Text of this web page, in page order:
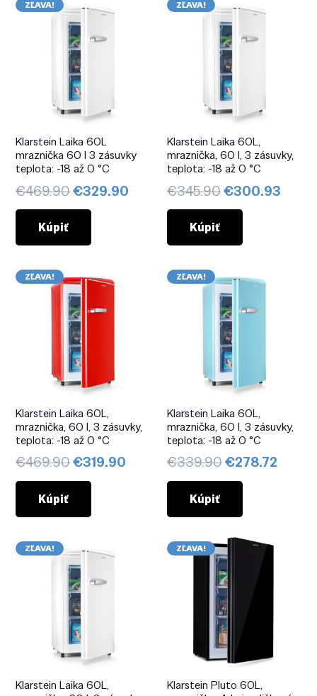
ZĽAVA!
Klarstein Laika 60L
mraznička 60 l 3 zásuvky
teplota: -18 až 0 °C
€469.90Pôvodná
cena
€469.90.
€329.90 Aktuálna
€329.90.
Kúpiť
ZĽAVA!
Klarstein Laika 60L,
mraznička, 60 l, 3 zásuvky,
teplota: -18 až 0 °C
€345.90Pôvodná
cena
€345.90.
€300.93
Kúpiť
ZĽAVA!
Klarstein Laika 60L,
mraznička, 60 l, 3 zásuvky,
teplota: -18 až 0 °C
€469.90Pôvodná
cena
€469.90.
€319.90 Aktuálna
€319.90.
Kúpiť
ZĽAVA!
Klarstein Laika 60L,
mraznička, 60 l, 3 zásuvky,
teplota: -18 až 0 °C
€339.90Pôvodná
cena
€339.90.
€278.72
Kúpiť
ZĽAVA!
Klarstein Laika 60L,
ZĽAVA!
Klarstein Pluto 60L,